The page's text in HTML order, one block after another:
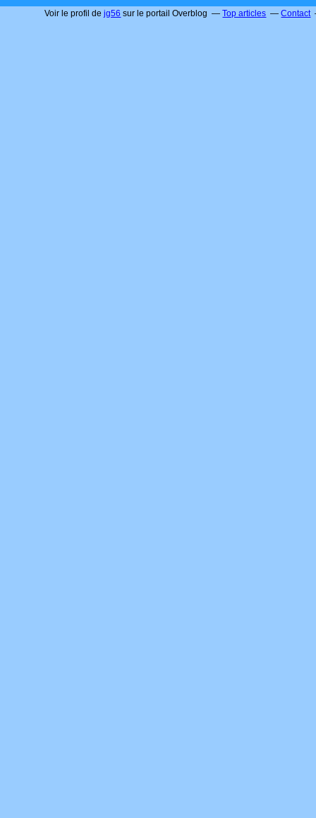
Voir le profil dejg56 sur le portail Overblog Top articles Contact